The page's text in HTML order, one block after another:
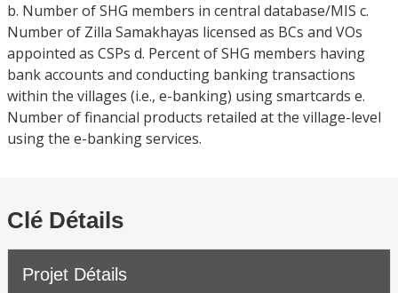
b. Number of SHG members in central database/MIS c.
Number of Zilla Samakhayas licensed as BCs and VOs
appointed as CSPs d. Percent of SHG members having
bank accounts and conducting banking transactions
within the villages (i.e., e-banking) using smartcards e.
Number of financial products retailed at the village-level
using the e-banking services.
Clé Détails
Projet Détails